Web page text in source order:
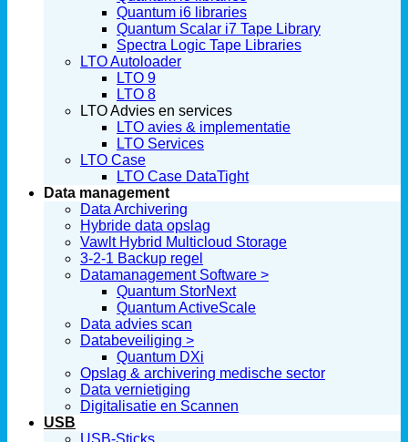
Quantum i6 libraries
Quantum Scalar i7 Tape Library
Spectra Logic Tape Libraries
LTO Autoloader
LTO 9
LTO 8
LTO Advies en services
LTO avies & implementatie
LTO Services
LTO Case
LTO Case DataTight
Data management
Data Archivering
Hybride data opslag
Vawlt Hybrid Multicloud Storage
3-2-1 Backup regel
Datamanagement Software >
Quantum StorNext
Quantum ActiveScale
Data advies scan
Databeveiliging >
Quantum DXi
Opslag & archivering medische sector
Data vernietiging
Digitalisatie en Scannen
USB
USB-Sticks